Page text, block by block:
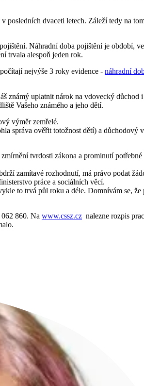
posledních dvaceti letech. Záleží tedy na
Náhradní doba pojištění je období,
trvala alespoň jeden rok.
nejvýše 3 roky evidence - náhradní
známý uplatnit nárok na vdovecký důchod
Vašeho známého a jeho dětí.
výměr zemřelé.
správa ověřit totožnost dětí) a důchodový
tvrdosti zákona a prominutí
zamítavé rozhodnutí, má právo podat
práce a sociálních věcí.
to trvá půl roku a déle. Domnívám se,
860. Na www.cssz.cz nalezne rozpis